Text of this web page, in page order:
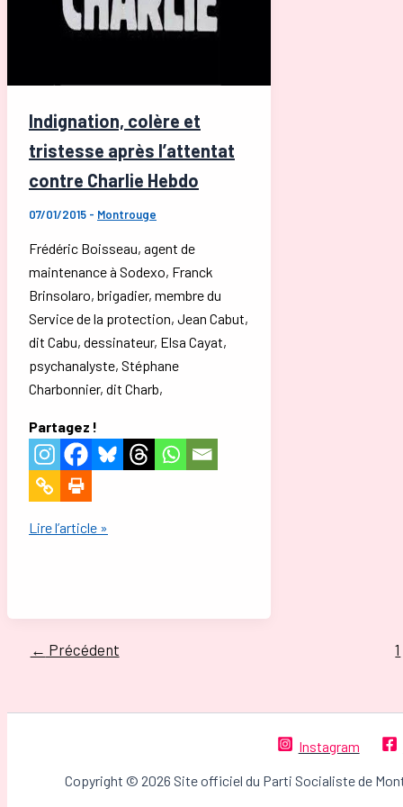
Indignation, colère et
tristesse après l’attentat
contre Charlie Hebdo
07/01/2015 - Montrouge
Frédéric Boisseau, agent de
maintenance à Sodexo, Franck
Brinsolaro, brigadier, membre du
Service de la protection, Jean Cabut,
dit Cabu, dessinateur, Elsa Cayat,
psychanalyste, Stéphane
Charbonnier, dit Charb,
Partagez !
Indignation,
après
l’attentat
Hebdo
Lire l’article »
← Précédent 1
Instagram
Copyright © 2026 Site officiel du Parti Socialiste de